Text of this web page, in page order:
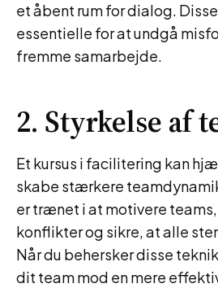
et åbent rum for dialog.
essentielle for at undgå
fremme samarbejde.
2. Styrkelse af
Et kursus i facilitering kan
skabe stærkere
er trænet i at motivere
konflikter og sikre, at alle
Når du behersker disse
dit team mod en mere